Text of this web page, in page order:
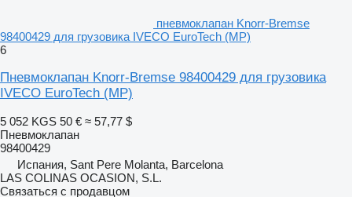
пневмоклапан Knorr-Bremse
98400429 для грузовика IVECO EuroTech (MP)
6
Пневмоклапан Knorr-Bremse 98400429 для грузовика
IVECO EuroTech (MP)
5 052 KGS 50 € ≈ 57,77 $
Пневмоклапан
98400429
Испания, Sant Pere Molanta, Barcelona
LAS COLINAS OCASION, S.L.
Связаться с продавцом